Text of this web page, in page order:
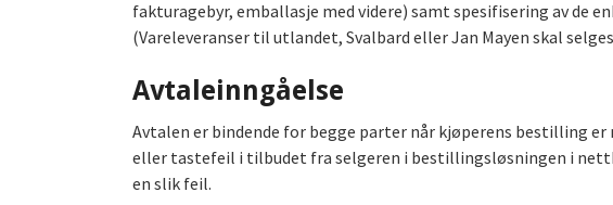
fakturagebyr, emballasje med videre) samt spesifisering av
(Vareleveranser til utlandet, Svalbard eller Jan Mayen skal
Avtaleinngåelse
Avtalen er bindende for begge parter når kjøperens bestilling
eller tastefeil i tilbudet fra selgeren i bestillingsløsningen i
en slik feil.